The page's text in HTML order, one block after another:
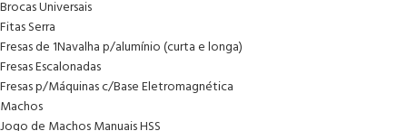
Brocas Universais
Fitas Serra
Fresas de 1Navalha p/alumínio (curta e longa)
Fresas Escalonadas
Fresas p/Máquinas c/Base Eletromagnética
Machos